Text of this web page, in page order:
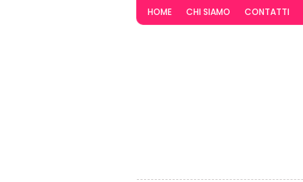
HOME CHI SIAMO CONTATTI